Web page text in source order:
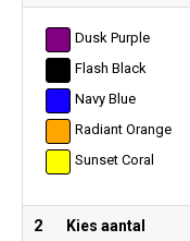
Dusk Purple
Flash Black
Navy Blue
Radiant Orange
Sunset Coral
2 Kies aantal